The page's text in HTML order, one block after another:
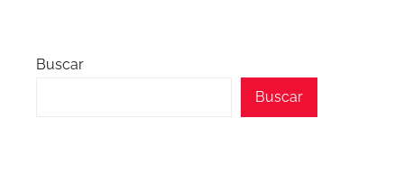
Buscar
Buscar